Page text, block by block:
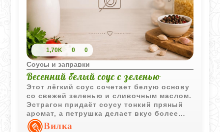
1,70K 0 0
Соусы и заправки
Весенний белый соус с зеленью
Этот лёгкий соус сочетает белую основу
со свежей зеленью и сливочным маслом.
Эстрагон придаёт соусу тонкий пряный
аромат, а петрушка делает вкус более
свежим.Вилка